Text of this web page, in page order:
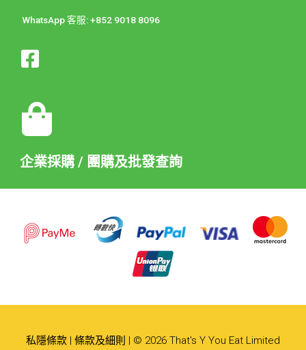
WhatsApp 客服: +852 9018 8096
企業採購 / 團購及批發查詢
私隱條款 | 條款及細則 | © 2026 That's Y You Eat Limited